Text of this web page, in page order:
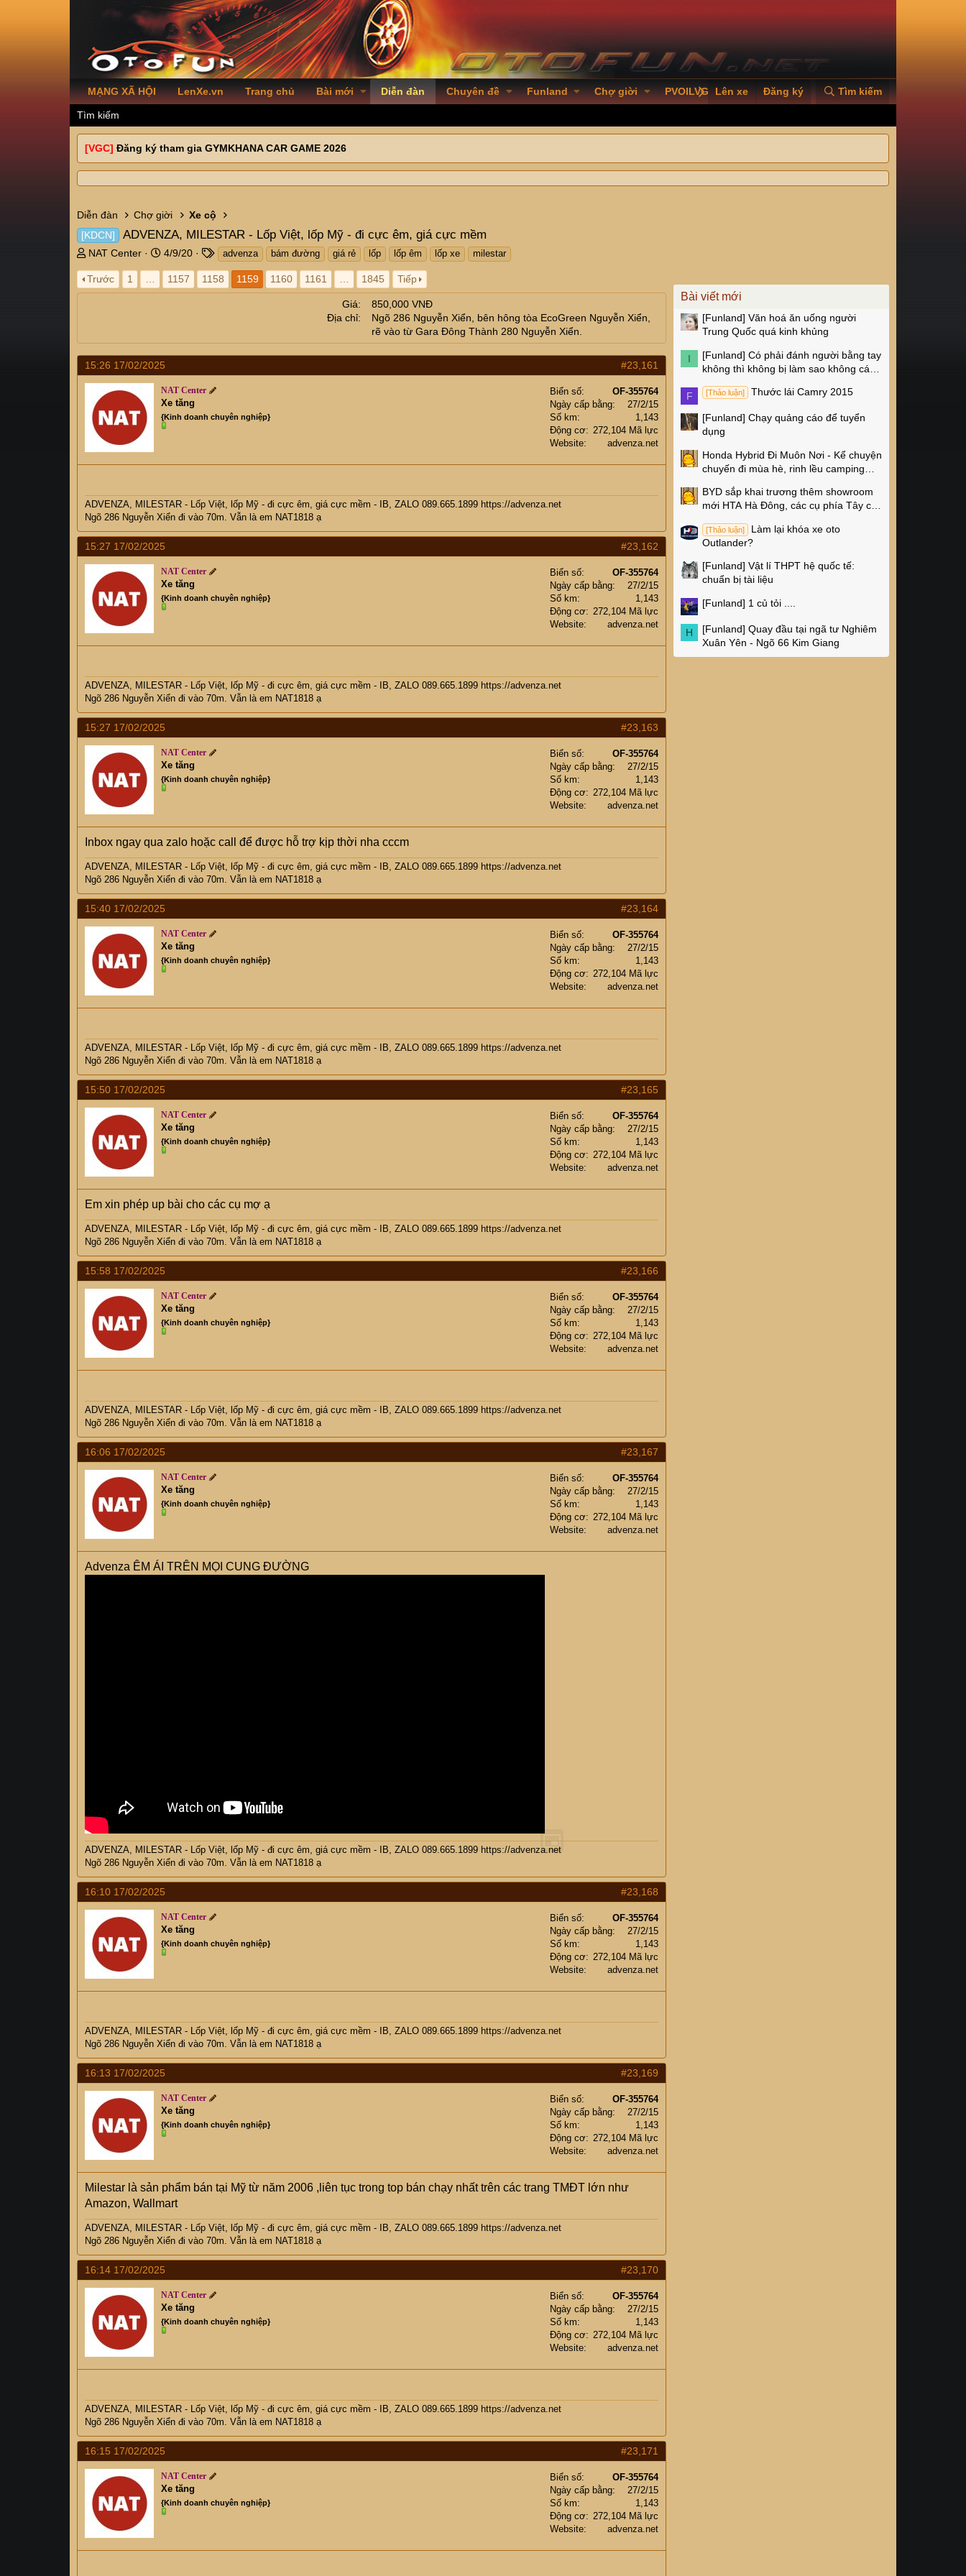
MẠNG XÃ HỘI LenXe.vn Trang chủ Bài mới Diễn đàn Chuyên đề Funland Chợ giời PVOILVGC2026
Lên xe Đăng ký Tìm kiếm
Tìm kiếm
[VGC] Đăng ký tham gia GYMKHANA CAR GAME 2026
Diễn đàn Chợ giời Xe cộ
[KDCN] ADVENZA, MILESTAR - Lốp Việt, lốp Mỹ - đi cực êm, giá cực mềm
T
r
e
a
r
NAT Center
N
à
y
4/9/20
T
g
s
advenza bám đường giá rẻ lốp lốp êm lốp xe milestar
Trước 1 1157 1158 1159 1160 1161 1845 Tiếp
Giá
850,000 VNĐ
Địa chỉ
Ngõ 286 Nguyễn Xiển, bên hông tòa EcoGreen Nguyễn Xiển,
rẽ vào từ Gara Đông Thành 280 Nguyễn Xiển.
15:26 17/02/2025 #23,161
NAT Center
Xe tăng
{Kinh doanh chuyên nghiệp}
Biển số
OF-355764
Ngày cấp bằng
27/2/15
Số km
1,143
Động cơ
272,104 Mã lực
Website
advenza.net
ADVENZA, MILESTAR - Lốp Việt, lốp Mỹ - đi cực êm, giá cực mềm - IB, ZALO 089.665.1899 https://advenza.net
Ngõ 286 Nguyễn Xiển đi vào 70m. Vẫn là em NAT1818 ạ
15:27 17/02/2025 #23,162
NAT Center
Xe tăng
{Kinh doanh chuyên nghiệp}
Biển số
OF-355764
Ngày cấp bằng
27/2/15
Số km
1,143
Động cơ
272,104 Mã lực
Website
advenza.net
ADVENZA, MILESTAR - Lốp Việt, lốp Mỹ - đi cực êm, giá cực mềm - IB, ZALO 089.665.1899 https://advenza.net
Ngõ 286 Nguyễn Xiển đi vào 70m. Vẫn là em NAT1818 ạ
15:27 17/02/2025 #23,163
NAT Center
Xe tăng
{Kinh doanh chuyên nghiệp}
Biển số
OF-355764
Ngày cấp bằng
27/2/15
Số km
1,143
Động cơ
272,104 Mã lực
Website
advenza.net
Inbox ngay qua zalo hoặc call để được hỗ trợ kịp thời nha cccm
ADVENZA, MILESTAR - Lốp Việt, lốp Mỹ - đi cực êm, giá cực mềm - IB, ZALO 089.665.1899 https://advenza.net
Ngõ 286 Nguyễn Xiển đi vào 70m. Vẫn là em NAT1818 ạ
15:40 17/02/2025 #23,164
NAT Center
Xe tăng
{Kinh doanh chuyên nghiệp}
Biển số
OF-355764
Ngày cấp bằng
27/2/15
Số km
1,143
Động cơ
272,104 Mã lực
Website
advenza.net
ADVENZA, MILESTAR - Lốp Việt, lốp Mỹ - đi cực êm, giá cực mềm - IB, ZALO 089.665.1899 https://advenza.net
Ngõ 286 Nguyễn Xiển đi vào 70m. Vẫn là em NAT1818 ạ
15:50 17/02/2025 #23,165
NAT Center
Xe tăng
{Kinh doanh chuyên nghiệp}
Biển số
OF-355764
Ngày cấp bằng
27/2/15
Số km
1,143
Động cơ
272,104 Mã lực
Website
advenza.net
Em xin phép up bài cho các cụ mợ ạ
ADVENZA, MILESTAR - Lốp Việt, lốp Mỹ - đi cực êm, giá cực mềm - IB, ZALO 089.665.1899 https://advenza.net
Ngõ 286 Nguyễn Xiển đi vào 70m. Vẫn là em NAT1818 ạ
15:58 17/02/2025 #23,166
NAT Center
Xe tăng
{Kinh doanh chuyên nghiệp}
Biển số
OF-355764
Ngày cấp bằng
27/2/15
Số km
1,143
Động cơ
272,104 Mã lực
Website
advenza.net
ADVENZA, MILESTAR - Lốp Việt, lốp Mỹ - đi cực êm, giá cực mềm - IB, ZALO 089.665.1899 https://advenza.net
Ngõ 286 Nguyễn Xiển đi vào 70m. Vẫn là em NAT1818 ạ
16:06 17/02/2025 #23,167
NAT Center
Xe tăng
{Kinh doanh chuyên nghiệp}
Biển số
OF-355764
Ngày cấp bằng
27/2/15
Số km
1,143
Động cơ
272,104 Mã lực
Website
advenza.net
Advenza ÊM ÁI TRÊN MỌI CUNG ĐƯỜNG
ADVENZA, MILESTAR - Lốp Việt, lốp Mỹ - đi cực êm, giá cực mềm - IB, ZALO 089.665.1899 https://advenza.net
Ngõ 286 Nguyễn Xiển đi vào 70m. Vẫn là em NAT1818 ạ
16:10 17/02/2025 #23,168
NAT Center
Xe tăng
{Kinh doanh chuyên nghiệp}
Biển số
OF-355764
Ngày cấp bằng
27/2/15
Số km
1,143
Động cơ
272,104 Mã lực
Website
advenza.net
ADVENZA, MILESTAR - Lốp Việt, lốp Mỹ - đi cực êm, giá cực mềm - IB, ZALO 089.665.1899 https://advenza.net
Ngõ 286 Nguyễn Xiển đi vào 70m. Vẫn là em NAT1818 ạ
16:13 17/02/2025 #23,169
NAT Center
Xe tăng
{Kinh doanh chuyên nghiệp}
Biển số
OF-355764
Ngày cấp bằng
27/2/15
Số km
1,143
Động cơ
272,104 Mã lực
Website
advenza.net
Milestar là sản phẩm bán tại Mỹ từ năm 2006 ,liên tục trong top bán chạy nhất trên các trang TMĐT lớn như
Amazon, Wallmart
ADVENZA, MILESTAR - Lốp Việt, lốp Mỹ - đi cực êm, giá cực mềm - IB, ZALO 089.665.1899 https://advenza.net
Ngõ 286 Nguyễn Xiển đi vào 70m. Vẫn là em NAT1818 ạ
16:14 17/02/2025 #23,170
NAT Center
Xe tăng
{Kinh doanh chuyên nghiệp}
Biển số
OF-355764
Ngày cấp bằng
27/2/15
Số km
1,143
Động cơ
272,104 Mã lực
Website
advenza.net
ADVENZA, MILESTAR - Lốp Việt, lốp Mỹ - đi cực êm, giá cực mềm - IB, ZALO 089.665.1899 https://advenza.net
Ngõ 286 Nguyễn Xiển đi vào 70m. Vẫn là em NAT1818 ạ
16:15 17/02/2025 #23,171
NAT Center
Xe tăng
{Kinh doanh chuyên nghiệp}
Biển số
OF-355764
Ngày cấp bằng
27/2/15
Số km
1,143
Động cơ
272,104 Mã lực
Website
advenza.net
Bài viết mới
[Funland] Văn hoá ăn uống người
Trung Quốc quá kinh khủng
I [Funland] Có phải đánh người bằng tay
không thì không bị làm sao không các
F
[Thảo luận] Thước lái Camry 2015
[Funland] Chạy quảng cáo để tuyển
dụng
Honda Hybrid Đi Muôn Nơi - Kể chuyện
chuyến đi mùa hè, rinh lều camping
BYD sắp khai trương thêm showroom
mới HTA Hà Đông, các cụ phía Tây có
[Thảo luận]
Làm lại khóa xe oto
Outlander?
[Funland] Vật lí THPT hệ quốc tế:
chuẩn bị tài liệu
[Funland] 1 củ tỏi ....
H [Funland] Quay đầu tại ngã tư Nghiêm
Xuân Yên - Ngõ 66 Kim Giang